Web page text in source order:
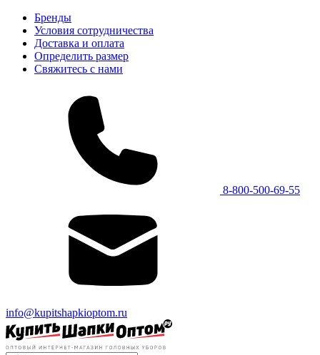
Бренды
Условия сотрудничества
Доставка и оплата
Определить размер
Свяжитесь с нами
8-800-500-69-55
info@kupitshapkioptom.ru